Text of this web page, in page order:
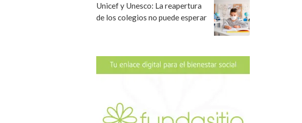
Unicef y Unesco: La reapertura
de los colegios no puede esperar